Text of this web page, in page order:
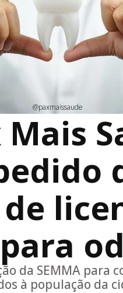
@paxmaissaude
da SEMMA para
à população da